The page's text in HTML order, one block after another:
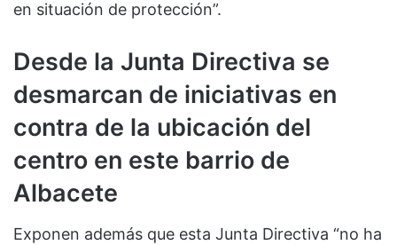
en situación de protección”.
Desde la Junta Directiva se
desmarcan de iniciativas en
contra de la ubicación del
centro en este barrio de
Albacete
Exponen además que esta Junta Directiva “no ha